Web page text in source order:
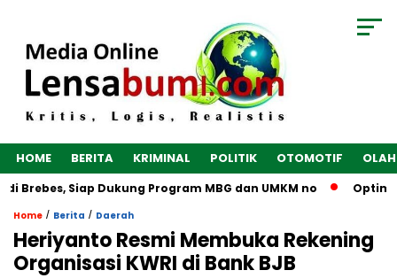
HOME BERITA KRIMINAL POLITIK OTOMOTIF
Siap Dukung Program MBG dan UMKM no
Home / Berita / Daerah
Heriyanto Resmi Membuka Rekening
Organisasi KWRI di Bank BJB